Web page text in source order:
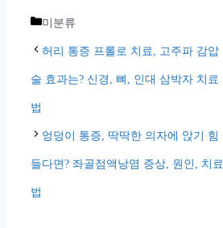
카
테
고
미분류
허리 통증 프롤로 치료, 고주파 감압
술 효과는? 신경, 뼈, 인대 삼박자 치료
법
엉덩이 통증, 딱딱한 의자에 앉기 힘
들다면? 좌골점액낭염 증상, 원인, 치료
법